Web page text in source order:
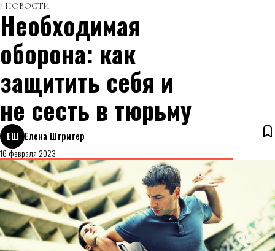
НОВОСТИ
Необходимая
оборона: как
защитить себя и
не сесть в тюрьму
ЕШ Елена Штритер
16 февраля 2023